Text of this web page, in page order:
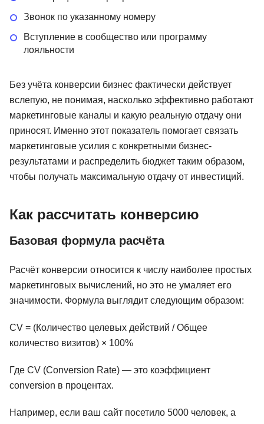
Звонок по указанному номеру
Вступление в сообщество или программу
лояльности
Без учёта конверсии бизнес фактически действует
вслепую, не понимая, насколько эффективно работают
маркетинговые каналы и какую реальную отдачу они
приносят. Именно этот показатель помогает связать
маркетинговые усилия с конкретными бизнес-
результатами и распределить бюджет таким образом,
чтобы получать максимальную отдачу от инвестиций.
Как рассчитать конверсию
Базовая формула расчёта
Расчёт конверсии относится к числу наиболее простых
маркетинговых вычислений, но это не умаляет его
значимости. Формула выглядит следующим образом:
CV = (Количество целевых действий / Общее
количество визитов) × 100%
Где CV (Conversion Rate) — это коэффициент
conversion в процентах.
Например, если ваш сайт посетило 5000 человек, а